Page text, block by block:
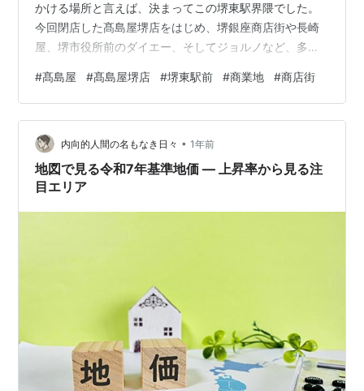
かける場所と言えば、決まってこの堺東駅界隈でした。
今回閉店した髙島屋堺店をはじめ、堺銀座商店街や長崎
屋、堺市役所前のダイエー、そしてジョルノなど、多く
画館やゲームセンター、マクドナルドもあり、子どもの
頃の休日には格好の遊び場でした。 今では、ジョルノは
建て直されましたが、その他の施設はほぼ姿を消してし
まいましたね。髙島屋の跡地には新たなテナントが入る
そうですが、ネットでの物品購入が当たり前となった
今、果たしてどこまでテコ入れになるのかというと…
#髙島屋 #髙島屋堺店 #堺東駅前 #商業地 #商店街
内向的人間の名もなき日々 • 1年前
地図で見る令和7年基準地価 ― 上昇率から見る注
目エリア